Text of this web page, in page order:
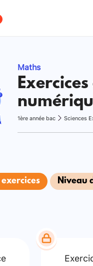
Maths
1ère année bac Sciences
Niveau